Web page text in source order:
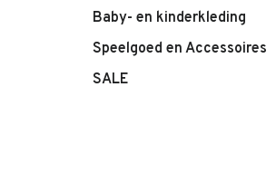
Baby- en kinderkleding
Speelgoed en Accessoires
SALE